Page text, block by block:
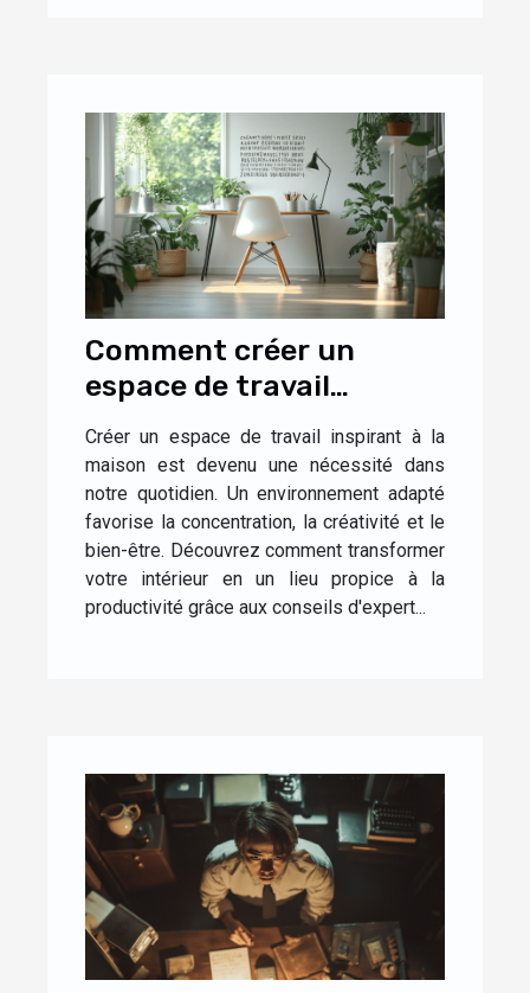
Comment créer un
espace de travail
inspirant à la maison
Créer un espace de travail inspirant à la
maison est devenu une nécessité dans
notre quotidien. Un environnement adapté
favorise la concentration, la créativité et le
bien-être. Découvrez comment transformer
votre intérieur en un lieu propice à la
productivité grâce aux conseils d'expert...